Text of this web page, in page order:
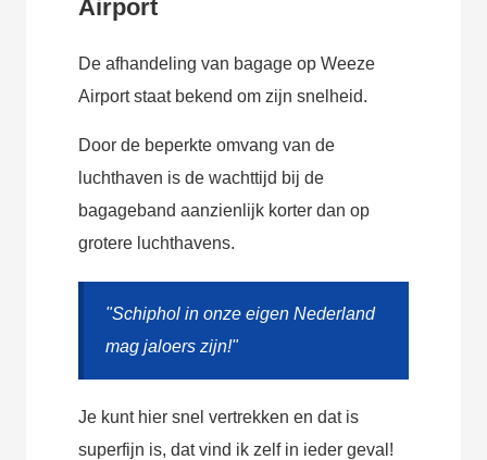
Airport
De afhandeling van bagage op Weeze
Airport staat bekend om zijn snelheid.
Door de beperkte omvang van de
luchthaven is de wachttijd bij de
bagageband aanzienlijk korter dan op
grotere luchthavens.
"Schiphol in onze eigen Nederland
mag jaloers zijn!"
Je kunt hier snel vertrekken en dat is
superfijn is, dat vind ik zelf in ieder geval!